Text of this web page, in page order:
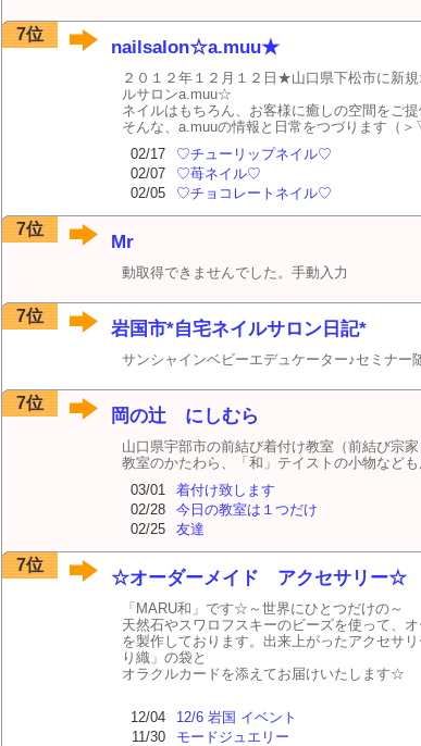
7位
nailsalon☆a.muu★
２０１２年１２月１２日★山口県下松市に新
ルサロンa.muu☆
ネイルはもちろん、お客様に癒しの空間をご
そんな、a.muuの情報と日常をつづります（
02/17
♡チューリップネイル♡
02/07
♡苺ネイル♡
02/05
♡チョコレートネイル♡
7位
Mr
動取得できませんでした。手動入力
7位
岩国市*自宅ネイルサロン日記*
サンシャインベビーエデュケーター♪セミナー
7位
岡の辻 にしむら
山口県宇部市の前結び着付け教室（前結び宗家
教室のかたわら、「和」テイストの小物なども
03/01
着付け致します
02/28
今日の教室は１つだけ
02/25
友達
7位
☆オーダーメイド アクセサリー☆
「MARU和」です☆～世界にひとつだけの～
天然石やスワロフスキーのビーズを使って、
を製作しております。出来上がったアクセサ
り織」の袋と
オラクルカードを添えてお届けいたします☆
12/04
12/6 岩国 イベント
11/30
モードジュエリー